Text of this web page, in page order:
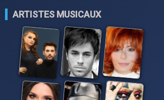
ARTISTES MUSICAUX